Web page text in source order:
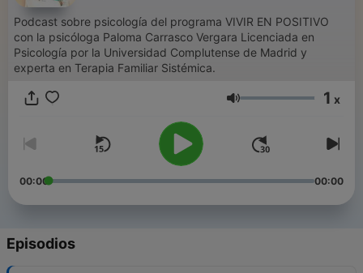
Podcast sobre psicología del programa VIVIR EN POSITIVO
con la psicóloga Paloma Carrasco Vergara Licenciada en
Psicología por la Universidad Complutense de Madrid y
experta en Terapia Familiar Sistémica.
Volumen 1 x
00:00 00:00
Episodios